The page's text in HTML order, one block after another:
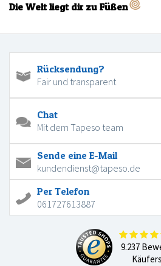
Die Welt liegt dir zu Füßen
Rücksendung?
Fair und transparent
Chat
Mit dem Tapeso team
Sende eine E-Mail
kundendienst@tapeso.de
Per Telefon
061727613887
9.237